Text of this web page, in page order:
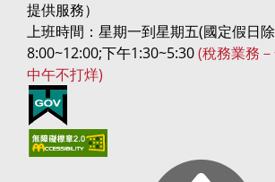
提供服務）
上班時間：星期一到星期五(國定假日
8:00~12:00;下午1:30~5:30(稅務業務
中午不打烊)